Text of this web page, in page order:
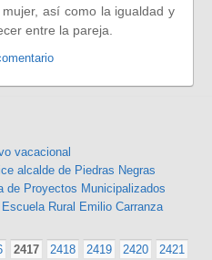
así como la igualdad y
entre la pareja.
vacacional
alcalde de Piedras Negras
de Proyectos Municipalizados
Rural Emilio Carranza
2417 2418 2419 2420 2421